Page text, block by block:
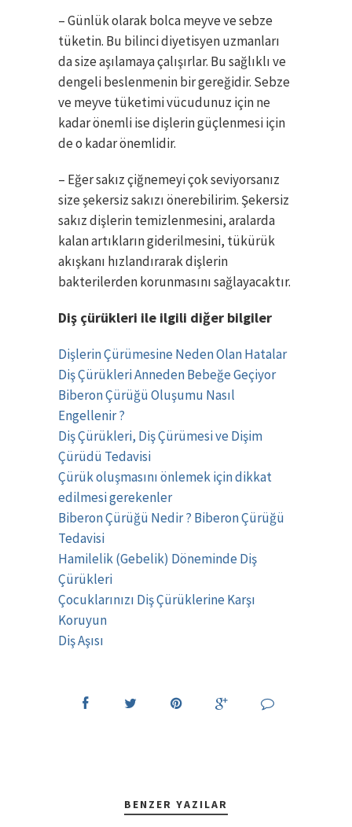
– Günlük olarak bolca meyve ve sebze
tüketin. Bu bilinci diyetisyen uzmanları
da size aşılamaya çalışırlar. Bu sağlıklı ve
dengeli beslenmenin bir gereğidir. Sebze
ve meyve tüketimi vücudunuz için ne
kadar önemli ise dişlerin güçlenmesi için
de o kadar önemlidir.
– Eğer sakız çiğnemeyi çok seviyorsanız
size şekersiz sakızı önerebilirim. Şekersiz
sakız dişlerin temizlenmesini, aralarda
kalan artıkların giderilmesini, tükürük
akışkanı hızlandırarak dişlerin
bakterilerden korunmasını sağlayacaktır.
Diş çürükleri ile ilgili diğer bilgiler
Dişlerin Çürümesine Neden Olan Hatalar
Diş Çürükleri Anneden Bebeğe Geçiyor
Biberon Çürüğü Oluşumu Nasıl
Engellenir ?
Diş Çürükleri, Diş Çürümesi ve Dişim
Çürüdü Tedavisi
Çürük oluşmasını önlemek için dikkat
edilmesi gerekenler
Biberon Çürüğü Nedir ? Biberon Çürüğü
Tedavisi
Hamilelik (Gebelik) Döneminde Diş
Çürükleri
Çocuklarınızı Diş Çürüklerine Karşı
Koruyun
Diş Aşısı
BENZER YAZILAR